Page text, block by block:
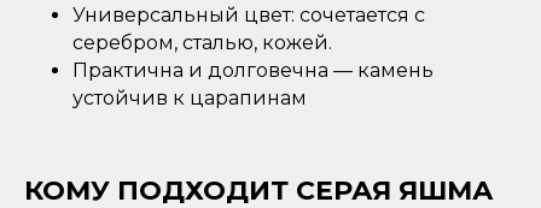
Универсальный цвет: сочетается с
серебром, сталью, кожей.
Практична и долговечна — камень
устойчив к царапинам
КОМУ ПОДХОДИТ СЕРАЯ ЯШМА